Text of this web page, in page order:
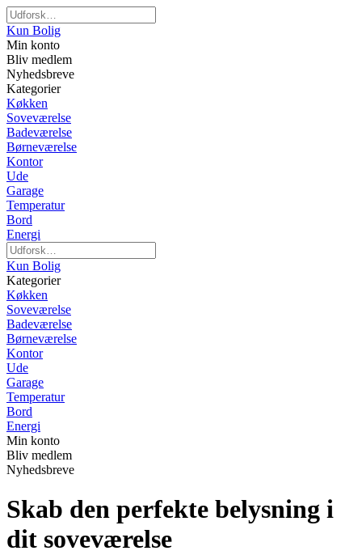
Kun Bolig
Min konto
Bliv medlem
Nyhedsbreve
Kategorier
Køkken
Soveværelse
Badeværelse
Børneværelse
Kontor
Ude
Garage
Temperatur
Bord
Energi
Kun Bolig
Kategorier
Køkken
Soveværelse
Badeværelse
Børneværelse
Kontor
Ude
Garage
Temperatur
Bord
Energi
Min konto
Bliv medlem
Nyhedsbreve
Skab den perfekte belysning i
dit soveværelse